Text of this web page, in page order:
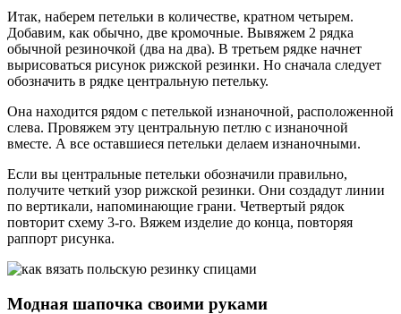
Итак, наберем петельки в количестве, кратном четырем.
Добавим, как обычно, две кромочные. Вывяжем 2 рядка
обычной резиночкой (два на два). В третьем рядке начнет
вырисоваться рисунок рижской резинки. Но сначала следует
обозначить в рядке центральную петельку.
Она находится рядом с петелькой изнаночной, расположенной
слева. Провяжем эту центральную петлю с изнаночной
вместе. А все оставшиеся петельки делаем изнаночными.
Если вы центральные петельки обозначили правильно,
получите четкий узор рижской резинки. Они создадут линии
по вертикали, напоминающие грани. Четвертый рядок
повторит схему 3-го. Вяжем изделие до конца, повторяя
раппорт рисунка.
Модная шапочка своими руками